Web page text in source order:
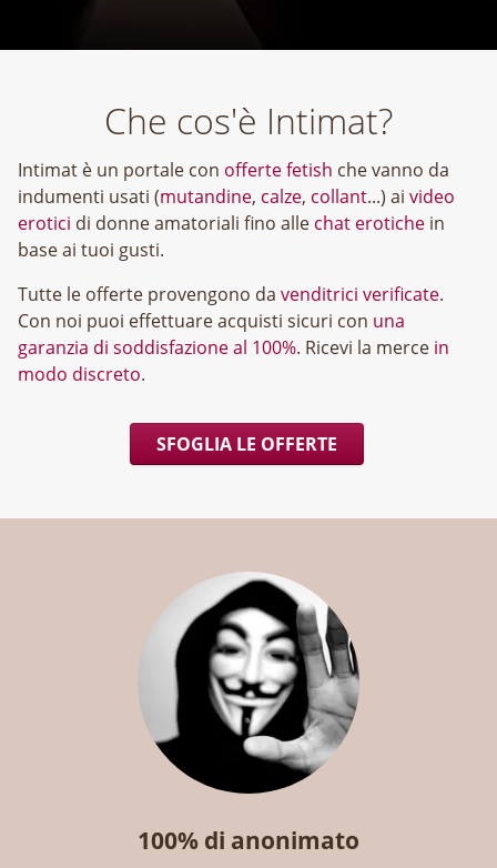
Che cos'è Intimat?
Intimat è un portale con offerte fetish che vanno da
indumenti usati (mutandine, calze, collant...) ai video
erotici di donne amatoriali fino alle chat erotiche in
base ai tuoi gusti.
Tutte le offerte provengono da venditrici verificate.
Con noi puoi effettuare acquisti sicuri con una
garanzia di soddisfazione al 100%. Ricevi la merce in
modo discreto.
SFOGLIA LE OFFERTE
100% di anonimato